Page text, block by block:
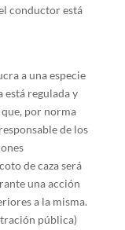
conductor está
a una especie
está regulada y
por norma
de los
de caza será
una acción
a la misma.
pública)